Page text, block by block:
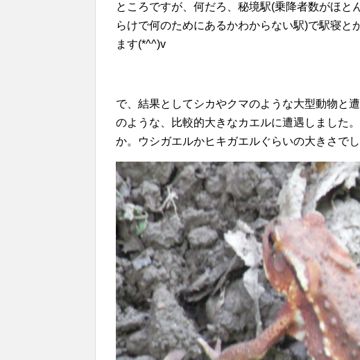
ところですが、何だろ、秘境駅(乗降者数がほ
らけで何のためにあるかわからない駅)で駅寝
ます(*^^)v
で、結果としてシカやクマのような大型動物と
のような、比較的大きなカエルに遭遇しました
か。ウシガエルかヒキガエルぐらいの大きさで